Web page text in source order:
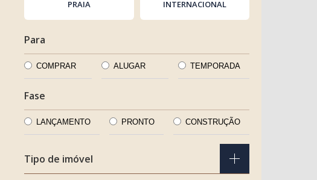
PRAIA INTERNACIONAL
Para
COMPRAR ALUGAR TEMPORADA
Fase
LANÇAMENTO PRONTO CONSTRUÇÃO
Tipo de imóvel